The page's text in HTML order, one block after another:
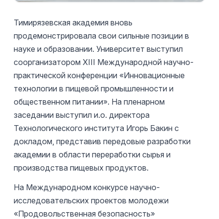
Тимирязевская академия вновь
продемонстрировала свои сильные позиции в
науке и образовании. Университет выступил
соорганизатором XIII Международной научно-
практической конференции «Инновационные
технологии в пищевой промышленности и
общественном питании». На пленарном
заседании выступил и.о. директора
Технологического института Игорь Бакин с
докладом, представив передовые разработки
академии в области переработки сырья и
производства пищевых продуктов.
На Международном конкурсе научно-
исследовательских проектов молодежи
«Продовольственная безопасность»